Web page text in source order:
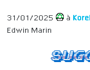
31/01/2025 à
Edwin Marin